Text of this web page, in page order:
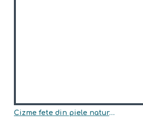
Cizme fete din piele naturala model SKYE